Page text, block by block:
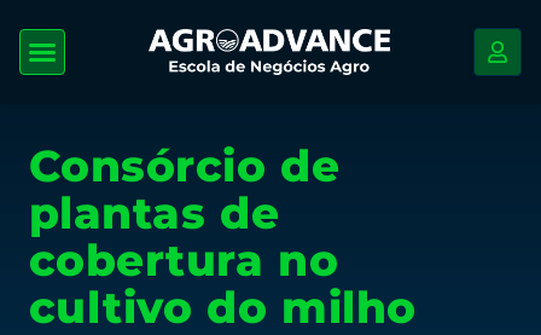
Consórcio de
plantas de
cobertura no
cultivo do milho